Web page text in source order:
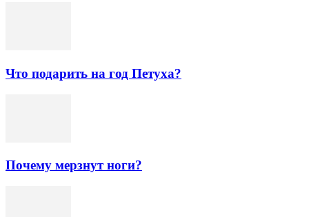
Что подарить на год Петуха?
Почему мерзнут ноги?